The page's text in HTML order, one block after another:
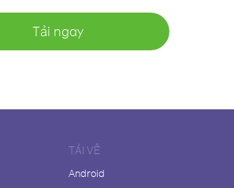
Tải ngay
TẢI VỀ
Android